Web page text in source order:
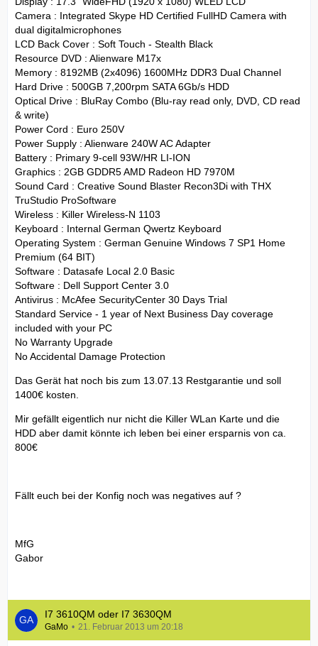
Camera : Integrated Skype HD Certified FullHD Camera with
dual digitalmicrophones
LCD Back Cover : Soft Touch - Stealth Black
Resource DVD : Alienware M17x
Memory : 8192MB (2x4096) 1600MHz DDR3 Dual Channel
Hard Drive : 500GB 7,200rpm SATA 6Gb/s HDD
Optical Drive : BluRay Combo (Blu-ray read only, DVD, CD read
& write)
Power Cord : Euro 250V
Power Supply : Alienware 240W AC Adapter
Battery : Primary 9-cell 93W/HR LI-ION
Graphics : 2GB GDDR5 AMD Radeon HD 7970M
Sound Card : Creative Sound Blaster Recon3Di with THX
TruStudio ProSoftware
Wireless : Killer Wireless-N 1103
Keyboard : Internal German Qwertz Keyboard
Operating System : German Genuine Windows 7 SP1 Home
Premium (64 BIT)
Software : Datasafe Local 2.0 Basic
Software : Dell Support Center 3.0
Antivirus : McAfee SecurityCenter 30 Days Trial
Standard Service - 1 year of Next Business Day coverage
included with your PC
No Warranty Upgrade
No Accidental Damage Protection
Das Gerät hat noch bis zum 13.07.13 Restgarantie und soll
1400€ kosten.
Mir gefällt eigentlich nur nicht die Killer WLan Karte und die
HDD aber damit könnte ich leben bei einer ersparnis von ca.
800€
Fällt euch bei der Konfig noch was negatives auf ?
MfG
Gabor
I7 3610QM oder I7 3630QM
GaMo 21. Februar 2013 um 20:18